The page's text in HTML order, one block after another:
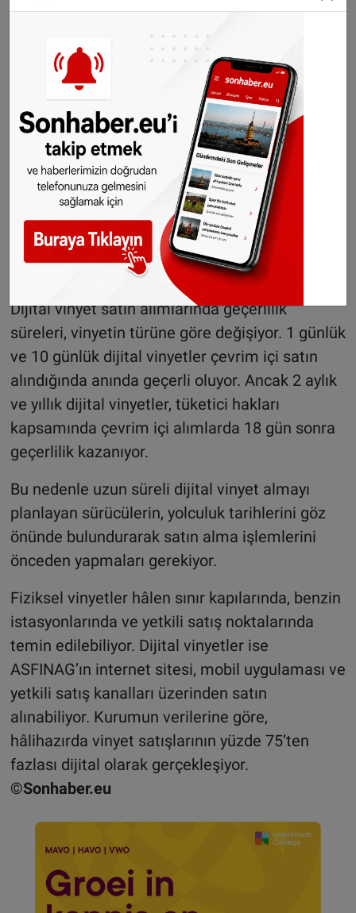
1 günlük:9,60 euro
10 günlük:
12,80 euro
2 aylık:
32,00 euro
1 yıllık:
Motosikletler:
1 günlük:3,80 euro
10 günlük:5,10 euro
2 aylık:12,80 euro
1 yıllık: 42,70 euro
Dijital vinyetlerde dikkat edilmesi gerekenler
Dijital vinyet satın alımlarında geçerlilik
süreleri, vinyetin türüne göre değişiyor. 1 günlük
ve 10 günlük dijital vinyetler çevrim içi satın
alındığında anında geçerli oluyor. Ancak 2 aylık
ve yıllık dijital vinyetler, tüketici hakları
kapsamında çevrim içi alımlarda 18 gün sonra
geçerlilik kazanıyor.
Bu nedenle uzun süreli dijital vinyet almayı
planlayan sürücülerin, yolculuk tarihlerini göz
önünde bulundurarak satın alma işlemlerini
önceden yapmaları gerekiyor.
Fiziksel vinyetler hâlen sınır kapılarında, benzin
istasyonlarında ve yetkili satış noktalarında
temin edilebiliyor. Dijital vinyetler ise
ASFINAG’ın internet sitesi, mobil uygulaması ve
yetkili satış kanalları üzerinden satın
alınabiliyor. Kurumun verilerine göre,
hâlihazırda vinyet satışlarının yüzde 75’ten
fazlası dijital olarak gerçekleşiyor.
©Sonhaber.eu